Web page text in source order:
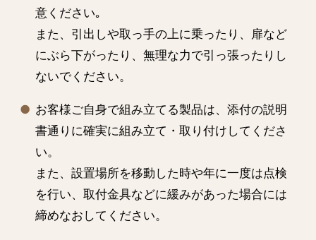
意ください｡
また、引出しや取っ手の上に乗ったり、扉など
にぶら下がったり、無理な力で引っ張ったりし
ないでください。
お客様ご自身で組み立てる製品は、添付の説明
書通りに確実に組み立て・取り付けしてくださ
い。
また、設置場所を移動した時や年に一度は点検
を行い、取付金具などに緩みがあった場合には
締めなおしてください。